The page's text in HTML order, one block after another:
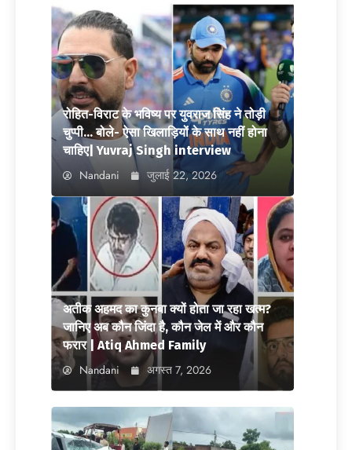
रोहित-विराट के भविष्य पर युवराज सिंह ने तोड़ी
चुप्पी… बोले- ऐसा खिलाड़ियों के साथ नहीं होना
चाहिए| Yuvraj Singh interview
Nandani जुलाई 22, 2026
अतीक अहमद का कुनबा क्यों होता जा रहा खत्म?
जानिए अब कौन जिंदा है, कौन जेल में और कौन
फरार | Atiq Ahmed Family
Nandani अगस्त 7, 2026